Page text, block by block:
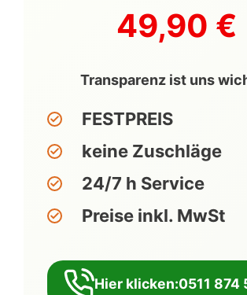
49,90 €
Transparenz ist uns
FESTPREIS
keine Zuschläge
24/7 h Service
Preise inkl. MwSt
Hier klicken:0511 874